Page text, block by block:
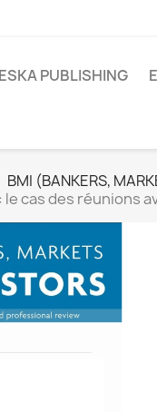
ESKA PUBLISHING
BMI (BANKERS,
cas des réunions